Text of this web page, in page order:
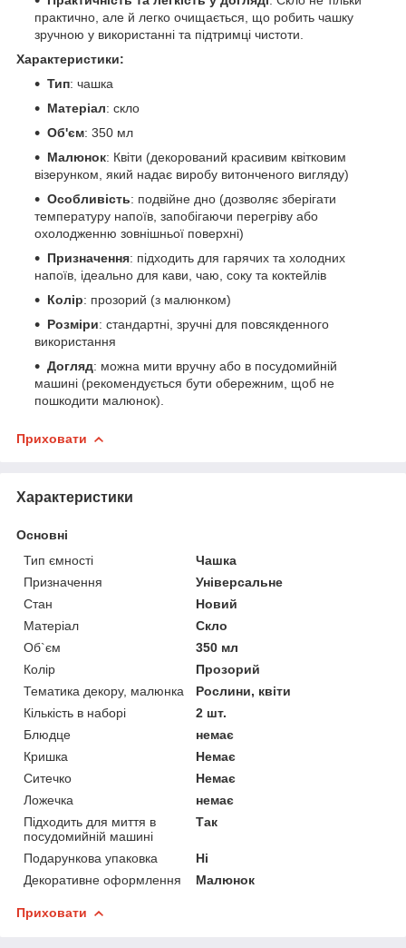
практично, але й легко очищається, що робить чашку
зручною у використанні та підтримці чистоти.
Характеристики:
Тип: чашка
Матеріал: скло
Об'єм: 350 мл
Малюнок: Квіти (декорований красивим квітковим
візерунком, який надає виробу витонченого вигляду)
Особливість: подвійне дно (дозволяє зберігати
температуру напоїв, запобігаючи перегріву або
охолодженню зовнішньої поверхні)
Призначення: підходить для гарячих та холодних
напоїв, ідеально для кави, чаю, соку та коктейлів
Колір: прозорий (з малюнком)
Розміри: стандартні, зручні для повсякденного
використання
Догляд: можна мити вручну або в посудомийній
машині (рекомендується бути обережним, щоб не
пошкодити малюнок).
Приховати
Характеристики
Основні
Тип ємності
Чашка
Призначення
Універсальне
Стан
Новий
Матеріал
Скло
Об`єм
350 мл
Колір
Прозорий
Тематика декору, малюнка
Рослини, квіти
Кількість в наборі
2 шт.
Блюдце
немає
Кришка
Немає
Ситечко
Немає
Ложечка
немає
Підходить для миття в
посудомийній машині
Так
Подарункова упаковка
Ні
Декоративне оформлення
Малюнок
Приховати